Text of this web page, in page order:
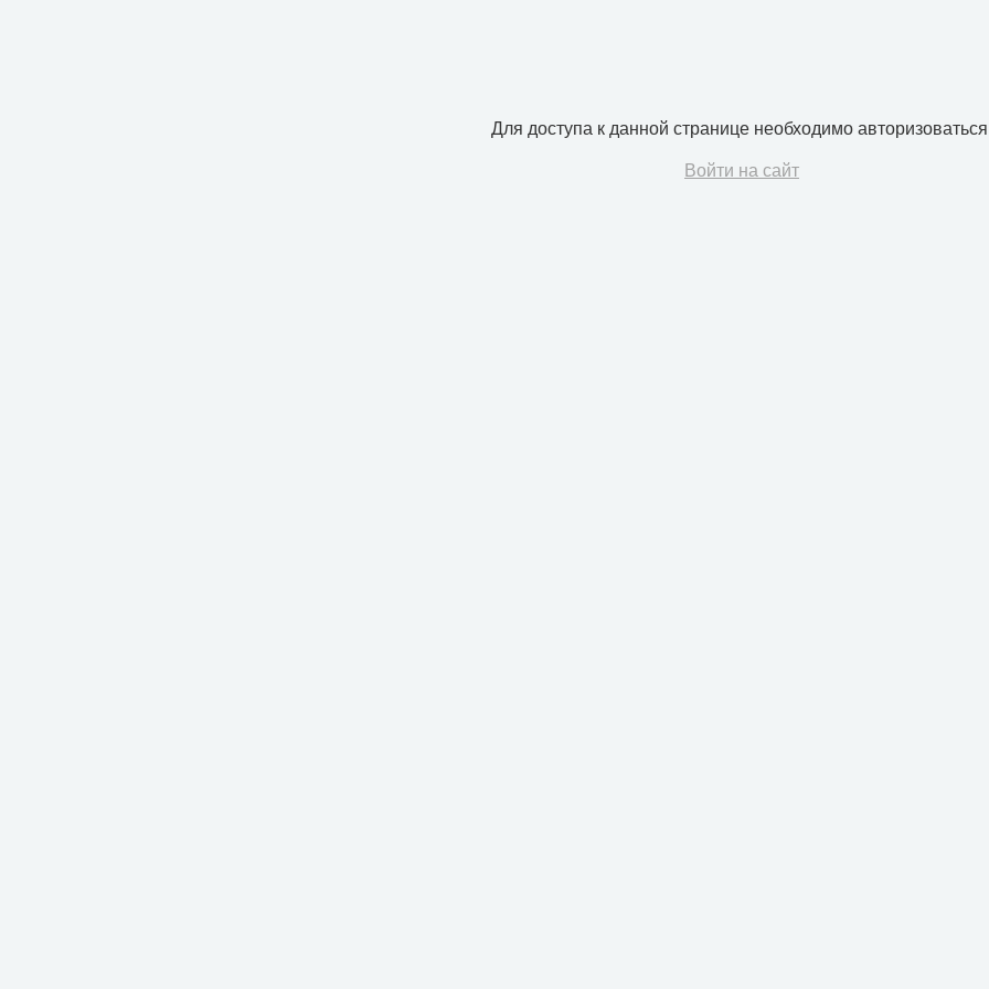
Для доступа к данной странице необходимо
Войти на сайт